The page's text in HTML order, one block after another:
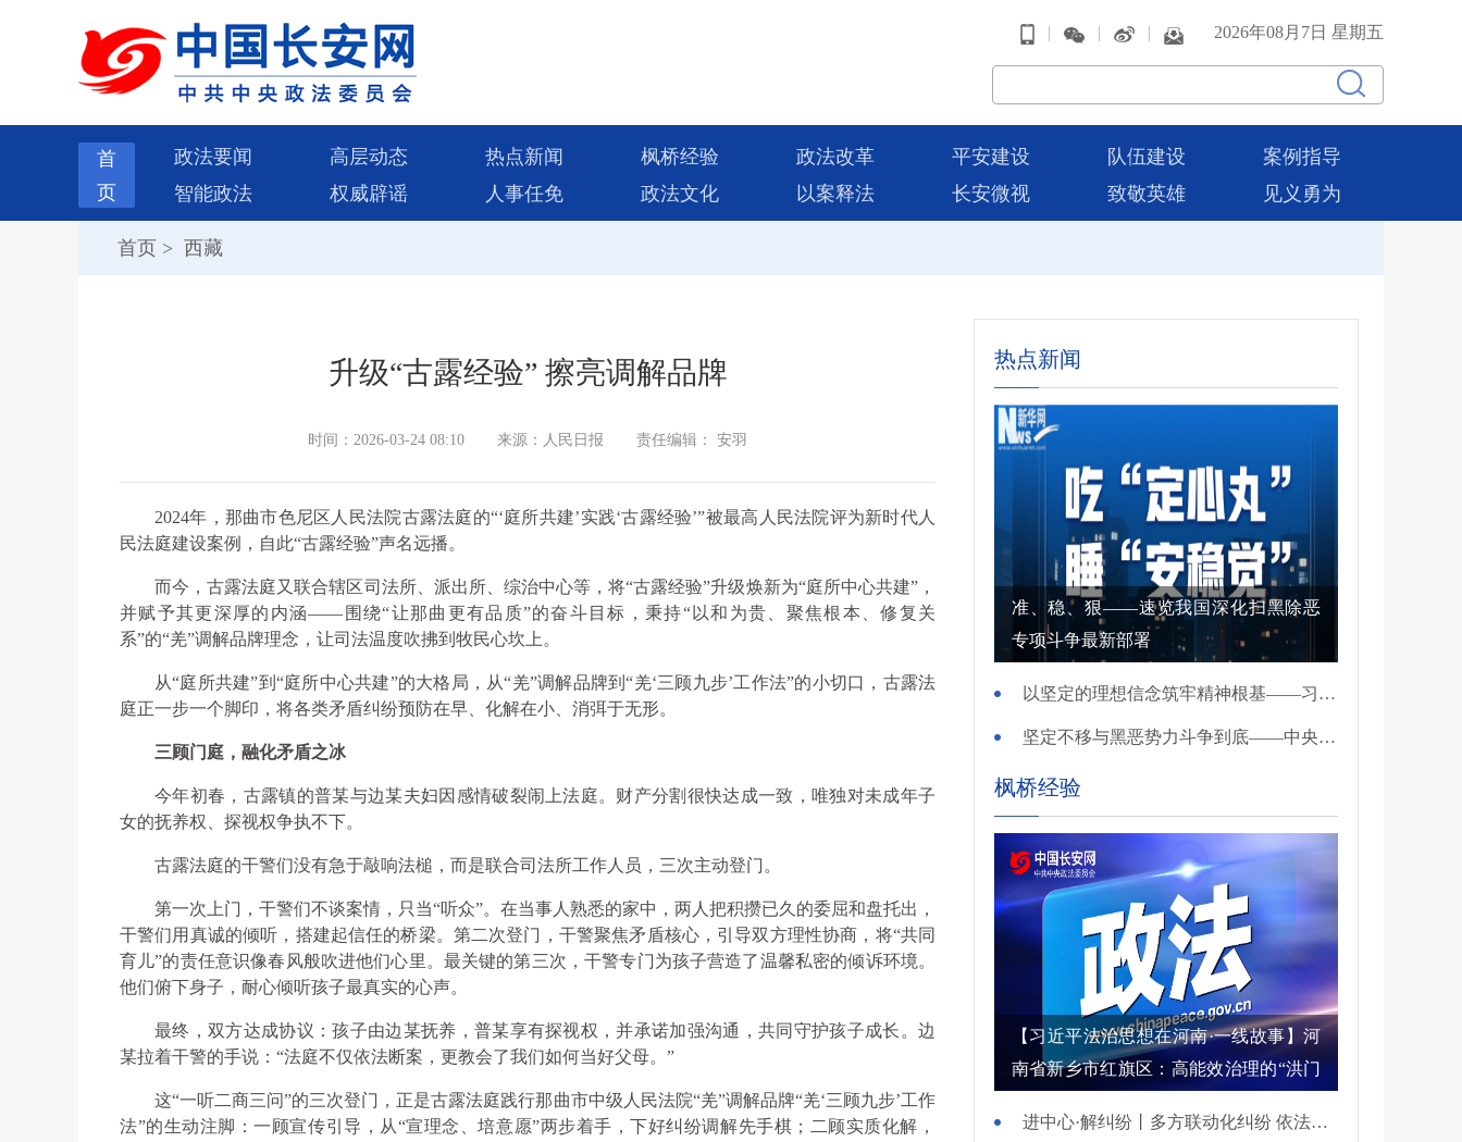
| | | 2026年08月7日 星期五
首
页
政法要闻 高层动态 热点新闻 枫桥经验 政法改革 平安建设 队伍建设
案例指导
智能政法
权威辟谣 人事任免 政法文化 以案释法 长安微视 致敬英雄 见义勇为
首页 > 西藏
升级“古露经验” 擦亮调解品牌
时间：2026-03-24 08:10 来源：人民日报 责任编辑： 安羽
2024年，那曲市色尼区人民法院古露法庭的“‘庭所共建’实践‘古露经验’”被最高人民法院评为新时代人
民法庭建设案例，自此“古露经验”声名远播。
而今，古露法庭又联合辖区司法所、派出所、综治中心等，将“古露经验”升级焕新为“庭所中心共建”，
并赋予其更深厚的内涵——围绕“让那曲更有品质”的奋斗目标，秉持“以和为贵、聚焦根本、修复关
系”的“羌”调解品牌理念，让司法温度吹拂到牧民心坎上。
从“庭所共建”到“庭所中心共建”的大格局，从“羌”调解品牌到“羌‘三顾九步’工作法”的小切口，古露法
庭正一步一个脚印，将各类矛盾纠纷预防在早、化解在小、消弭于无形。
三顾门庭，融化矛盾之冰
今年初春，古露镇的普某与边某夫妇因感情破裂闹上法庭。财产分割很快达成一致，唯独对未成年子
女的抚养权、探视权争执不下。
古露法庭的干警们没有急于敲响法槌，而是联合司法所工作人员，三次主动登门。
第一次上门，干警们不谈案情，只当“听众”。在当事人熟悉的家中，两人把积攒已久的委屈和盘托出，
干警们用真诚的倾听，搭建起信任的桥梁。第二次登门，干警聚焦矛盾核心，引导双方理性协商，将“共同
育儿”的责任意识像春风般吹进他们心里。最关键的第三次，干警专门为孩子营造了温馨私密的倾诉环境。
他们俯下身子，耐心倾听孩子最真实的心声。
最终，双方达成协议：孩子由边某抚养，普某享有探视权，并承诺加强沟通，共同守护孩子成长。边
某拉着干警的手说：“法庭不仅依法断案，更教会了我们如何当好父母。”
这“一听二商三问”的三次登门，正是古露法庭践行那曲市中级人民法院“羌”调解品牌“羌‘三顾九步’工作
法”的生动注脚：一顾宣传引导，从“宣理念、培意愿”两步着手，下好纠纷调解先手棋；二顾实质化解，
热点新闻
准、稳、狠——速览我国深化扫黑除恶
专项斗争最新部署
以坚定的理想信念筑牢精神根基——习近平党建思想理论品格系列述评之一
坚定不移与黑恶势力斗争到底——中央政法委负责同志就开展深化扫黑除恶专项斗争有关问题答记者问
枫桥经验
【习近平法治思想在河南·一线故事】河
南省新乡市红旗区：高能效治理的“洪门
进中心·解纠纷丨多方联动化纠纷 依法调解护农耕